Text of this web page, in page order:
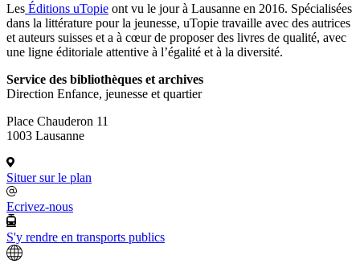
Les Éditions uTopie ont vu le jour à Lausanne en 2016. Spécialisées
dans la littérature pour la jeunesse, uTopie travaille avec des autrices
et auteurs suisses et a à cœur de proposer des livres de qualité, avec
une ligne éditoriale attentive à l’égalité et à la diversité.
Service des bibliothèques et archives
Direction Enfance, jeunesse et quartier
Place Chauderon 11
1003 Lausanne
Situer sur le plan
Ecrivez-nous
S'y rendre en transports publics